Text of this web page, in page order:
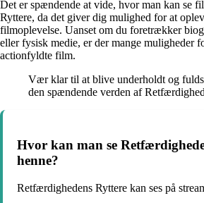
Det er spændende at vide, hvor man kan se
Ryttere, da det giver dig mulighed for at
filmoplevelse. Uanset om du foretrækker
eller fysisk medie, er der mange muligheder
actionfyldte film.
Vær klar til at blive underholdt og
den spændende verden af
Hvor kan man se
henne?
Retfærdighedens Ryttere kan ses på